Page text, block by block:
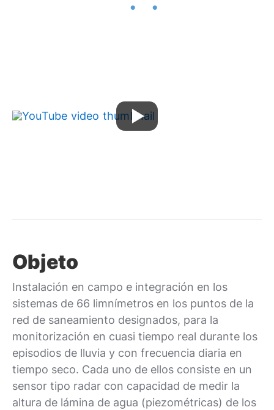
Objeto
Instalación en campo e integración en los
sistemas de 66 limnímetros en los puntos de la
red de saneamiento designados, para la
monitorización en cuasi tiempo real durante los
episodios de lluvia y con frecuencia diaria en
tiempo seco. Cada uno de ellos consiste en un
sensor tipo radar con capacidad de medir la
altura de lámina de agua (piezométricas) de los